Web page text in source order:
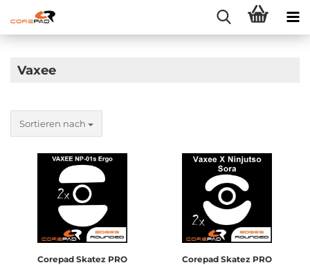
Vaxee
Sortieren nach
Corepad Skatez PRO
Corepad Skatez PRO